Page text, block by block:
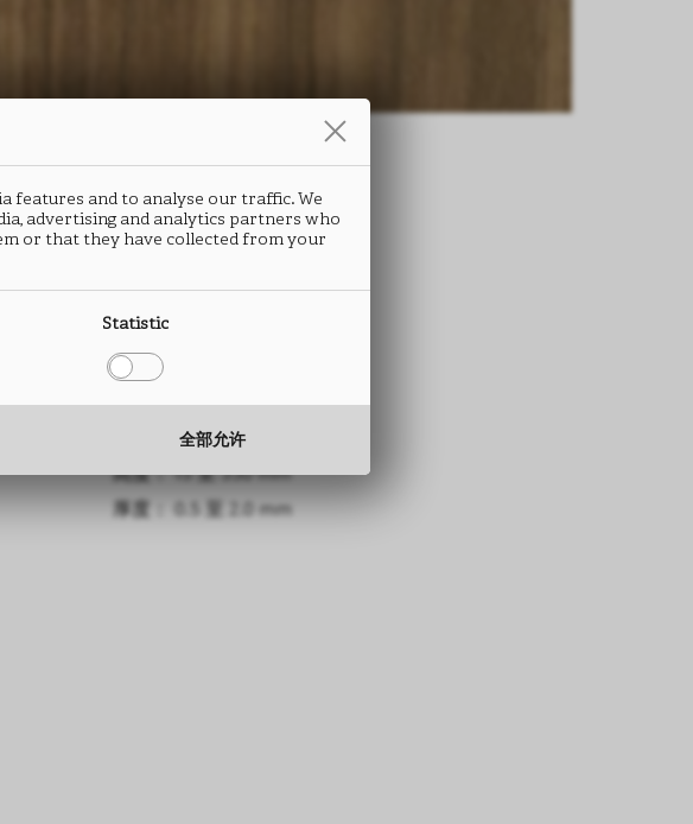
封边条
CEPPO
LS40
类型： ABS封边条
高度： 15 至 330 mm
厚度： 0.5 至 2.0 mm
封边条
CEPPO
LS40
类型： ABS封边条
高度： 15 至 43 mm
厚度： 1 mm
features and to analyse our traffic. We
advertising and analytics partners who
or that they have collected from your
Statistic
全部允许